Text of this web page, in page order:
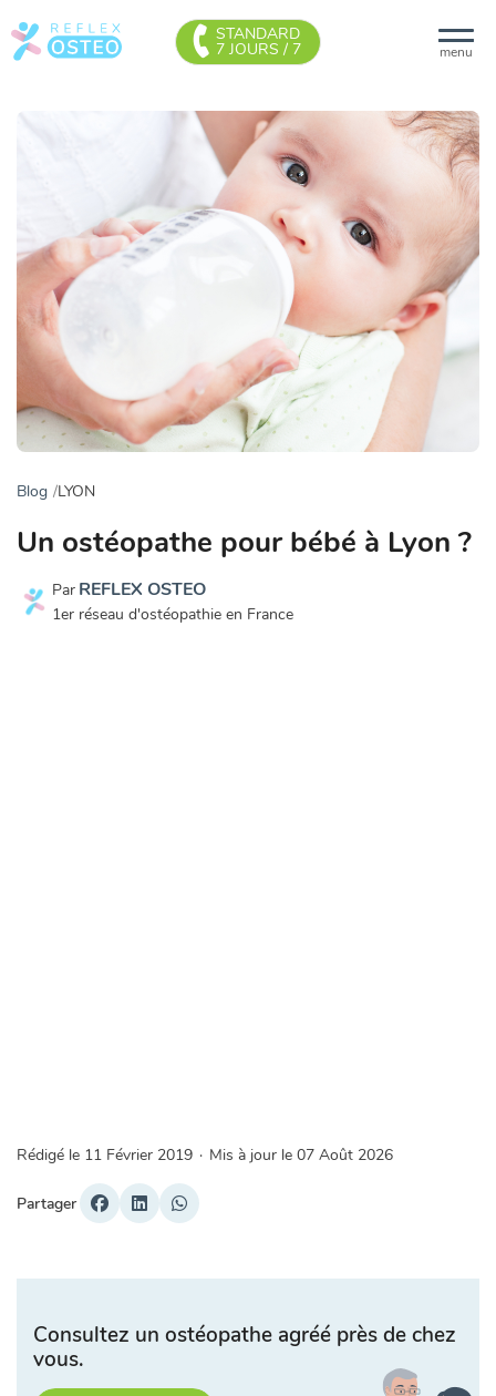
menu
STANDARD
7 JOURS / 7
Blog LYON
Un ostéopathe pour bébé à Lyon ?
Par REFLEX OSTEO
1er réseau d'ostéopathie en France
Rédigé le 11 Février 2019 · Mis à jour le 07 Août 2026
Partager
Consultez un ostéopathe agréé près de chez
vous.